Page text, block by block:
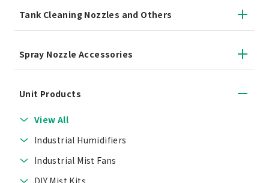
Tank Cleaning Nozzles and Others
Spray Nozzle Accessories
Unit Products
View All
Industrial Humidifiers
Industrial Mist Fans
DIY Mist Kits